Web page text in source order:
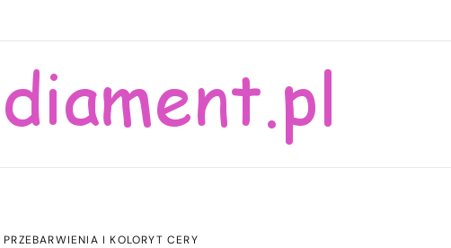
PRZEBARWIENIA I KOLORYT CERY